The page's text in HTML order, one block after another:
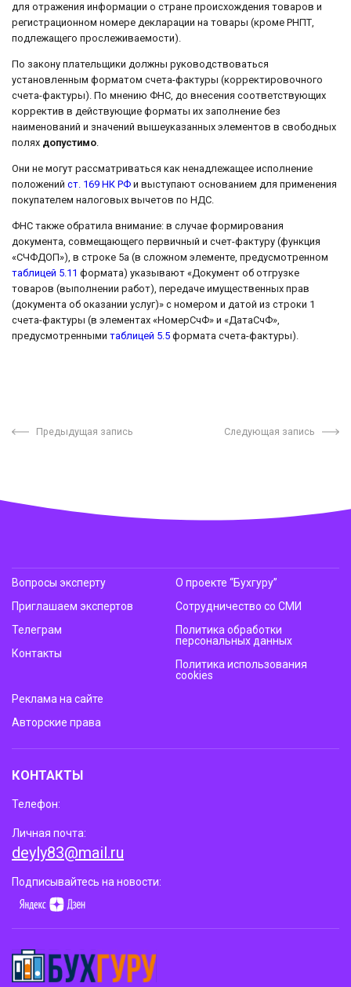
для отражения информации о стране происхождения товаров и
регистрационном номере декларации на товары (кроме РНПТ,
подлежащего прослеживаемости).
По закону плательщики должны руководствоваться
установленным форматом счета-фактуры (корректировочного
счета-фактуры). По мнению ФНС, до внесения соответствующих
корректив в действующие форматы их заполнение без
наименований и значений вышеуказанных элементов в свободных
полях допустимо
Они не могут рассматриваться как ненадлежащее исполнение
положений ст. 169 НК РФ и выступают основанием для применения
покупателем налоговых вычетов по НДС.
ФНС также обратила внимание: в случае формирования
документа, совмещающего первичный и счет-фактуру (функция
«СЧФДОП»), в строке 5а (в сложном элементе, предусмотренном
таблицей 5.11 формата) указывают «Документ об отгрузке
товаров (выполнении работ), передаче имущественных прав
(документа об оказании услуг)» с номером и датой из строки 1
счета-фактуры (в элементах «НомерСчФ» и «ДатаСчФ»,
предусмотренными таблицей 5.5 формата счета-фактуры).
Предыдущая запись Следующая запись
Вопросы эксперту
Приглашаем экспертов
Телеграм
Контакты
О проекте “Бухгуру”
Сотрудничество со СМИ
Политика обработки
персональных данных
Политика использования
cookies
Реклама на сайте
Авторские права
КОНТАКТЫ
Телефон:
Личная почта:
deyly83@mail.ru
Подписывайтесь на новости: